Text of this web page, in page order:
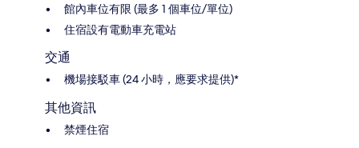
館內車位有限 (最多 1 個車位/單位)
住宿設有電動車充電站
交通
機場接駁車 (24 小時，應要求提供)*
其他資訊
禁煙住宿